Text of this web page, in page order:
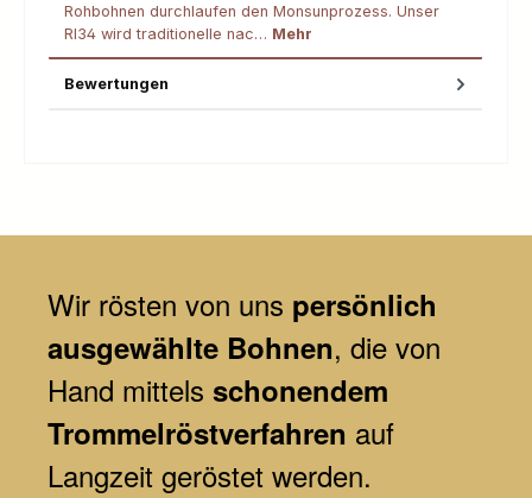
Rohbohnen durchlaufen den Monsunprozess. Unser
RI34 wird traditionelle nac… Mehr
Bewertungen
Wir rösten von uns persönlich
ausgewählte Bohnen, die von
Hand mittels schonendem
Trommelröstverfahren auf
Langzeit geröstet werden.